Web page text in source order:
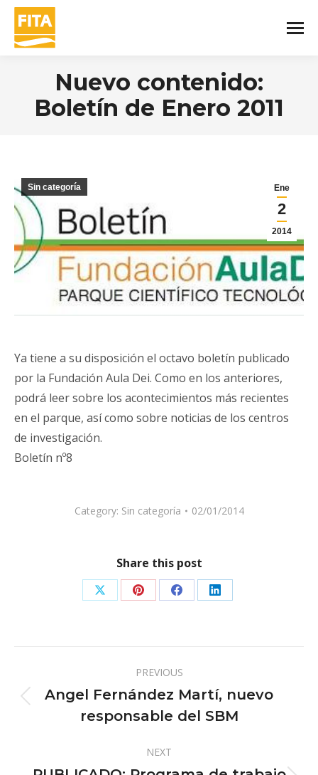
Nuevo contenido:
Boletín de Enero 2011
Ene
2
2014
Sin categoría
Ya tiene a su disposición el octavo boletín publicado
por la Fundación Aula Dei. Como en los anteriores,
podrá leer sobre los acontecimientos más recientes
en el parque, así como sobre noticias de los centros
de investigación.
Boletín nº8
Category: Sin categoría 02/01/2014
Share this post
Share Share Share Share
navigation
PREVIOUS
Previous
post:
Angel Fernández Martí, nuevo
responsable del SBM
NEXT